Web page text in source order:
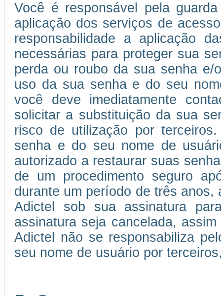
Você é responsável pela
aplicação dos serviços de
responsabilidade a aplicação
necessárias para proteger sua
perda ou roubo da sua senha
uso da sua senha e do seu
você deve imediatamente
solicitar a substituição da sua
risco de utilização por
senha e do seu nome de
autorizado a restaurar suas
de um procedimento seguro
durante um período de três
Adictel sob sua assinatura
assinatura seja cancelada,
Adictel não se responsabiliza
seu nome de usuário por